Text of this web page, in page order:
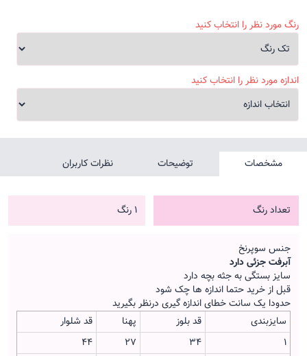
رنگ مورد نظر را انتخاب کنید
اندازه مورد نظر را انتخاب کنید
مشخصات توضیحات نظرات کاربران
تعداد رنگ 1 رنگ
جنس سوپرنخ
آبرفت جزئی دارد
سایز بستگی به جثه بچه دارد
قبل از خرید حتما اندازه ها چک شود
حدودا یک سانت خطای اندازه گیری درنظر بگیرید
سایزبندی
قد بلوز پهنا
قد شلوار
1
34
27
44